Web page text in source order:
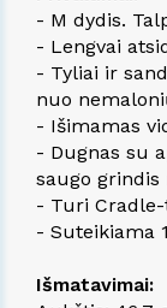
- M dydis.
- Lengvai
- Tyliai ir
nuo
- Išimamas
- Dugnas su
saugo
- Turi
- Suteikiama
Išmatavimai: